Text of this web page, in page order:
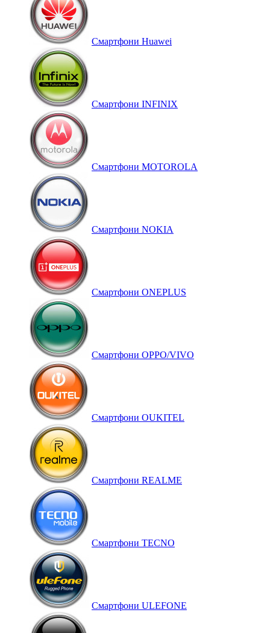
Смартфони Huawei
Смартфони INFINIX
Смартфони MOTOROLA
Смартфони NOKIA
Смартфони ONEPLUS
Смартфони OPPO/VIVO
Смартфони OUKITEL
Смартфони REALME
Смартфони TECNO
Смартфони ULEFONE